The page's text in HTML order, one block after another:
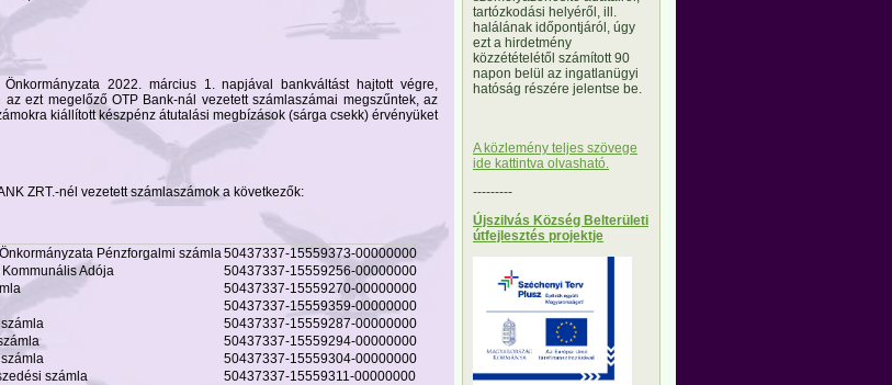
2022. március 1. napjával bankváltást hajtott végre,
az ezt megelőző OTP Bank-nál vezetett számlaszámai megszűntek, az
kiállított készpénz átutalási megbízások (sárga csekk) érvényüket
ZRT.-nél vezetett számlaszámok a következők:
Pénzforgalmi számla 50437337-15559373-00000000
Adója
50437337-15559256-00000000
50437337-15559270-00000000
50437337-15559359-00000000
50437337-15559287-00000000
50437337-15559294-00000000
50437337-15559304-00000000
számla
50437337-15559311-00000000
tartózkodási helyéről, ill.
halálának időpontjáról, úgy
ezt a hirdetmény
közzétételétől számított 90
napon belül az ingatlanügyi
hatóság részére jelentse be.
A közlemény teljes szövege
ide kattintva olvasható.
---------
Újszilvás Község Belterületi
útfejlesztés projektje